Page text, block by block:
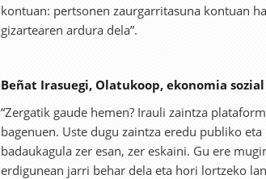
kontuan: pertsonen zaurgarritasuna kontuan
gizartearen ardura dela”.
Beñat Irasuegi, Olatukoop, ekonomia
“Zergatik gaude hemen? Irauli zaintza
bagenuen. Uste dugu zaintza eredu publiko
badaukagula zer esan, zer eskaini. Gu ere
erdigunean jarri behar dela eta hori lortzeko